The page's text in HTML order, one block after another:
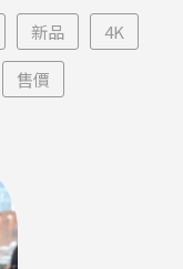
新品 4K
售價